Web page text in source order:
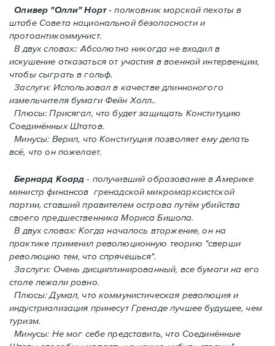
Оливер "Олли" Норт- полковник морской пехоты в
штабе Совета национальной безопасности и
протоантикоммунист.
В двух словах:: Абсолютно никогда не входил в
искушение отказаться от участия в военной интервенции,
чтобы сыграть в гольф.
Заслуги: Использовал в качестве длинноногого
измельчителя бумаги Фейн Холл..
Плюсы: Присягал, что будет защищать Конституцию
Соединённых Штатов.
Минусы: Верил, что Конституция позволяет ему делать
всё, что он пожелает.
Бернард Коард- получивший образование в Америке
министр финансов гренадской микромарксистской
партии, ставший правителем острова путём убийства
своего предшественника Мориса Бишопа.
В двух словах: Когда началось вторжение, oн на
практике применил революционную теорию "сверши
революцию тем, что спрячешься".
Заслуги: Очень дисциплинированный, все бумаги на его
столе лежали ровно.
Плюсы: Думал, что коммунистическая революция и
индустриализация принесут Гренадe лучшее будущее, чем
туризм.
Минусы: Не мог себе представить, что Соединённые